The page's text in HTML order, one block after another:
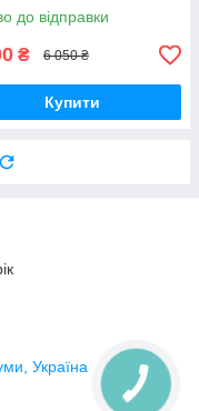
до відправки
₴ 6 050 ₴
Купити
Україна